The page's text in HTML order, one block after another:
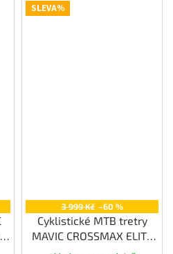
SLEVA%
3 999 Kč –60 %
Cyklistické MTB tretry
MAVIC CROSSMAX ELITE